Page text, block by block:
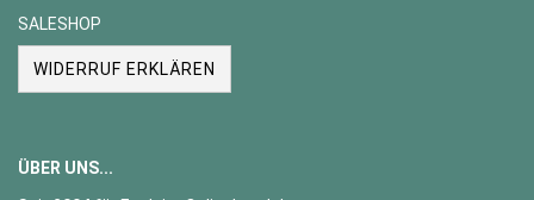
SALESHOP
WIDERRUF ERKLÄREN
ÜBER UNS...